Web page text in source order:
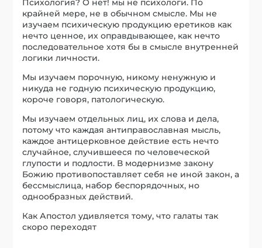
Психология? О нет! мы не психологи. По
крайней мере, не в обычном смысле. Мы не
изучаем психическую продукцию еретиков как
нечто ценное, их оправдывающее, как нечто
последовательное хотя бы в смысле внутренней
логики личности.
Мы изучаем порочную, никому ненужную и
никуда не годную психическую продукцию,
короче говоря, патологическую.
Мы изучаем отдельных лиц, их слова и дела,
потому что каждая антиправославная мысль,
каждое антицерковное действие есть нечто
случайное, случившееся по человеческой
глупости и подлости. В модернизме закону
Божию противопоставляет себя не иной закон, а
бессмыслица, набор беспорядочных, но
однообразных действий.
Как Апостол удивляется тому, что галаты так
скоро переходят